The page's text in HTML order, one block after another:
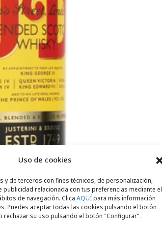
Uso de cookies
y de terceros con fines técnicos, de personalización,
publicidad relacionada con tus preferencias mediante el
de navegación. Clica AQUÍpara más información
Puedes aceptar todas las cookies pulsando el botón
rechazar su uso pulsando el botón "Configurar".